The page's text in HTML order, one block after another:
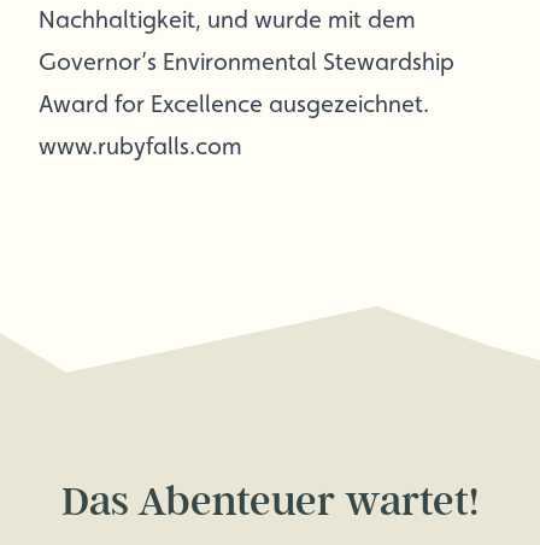
Nachhaltigkeit, und wurde mit dem
Governor’s Environmental Stewardship
Award for Excellence ausgezeichnet.
www.rubyfalls.com
Das Abenteuer wartet!